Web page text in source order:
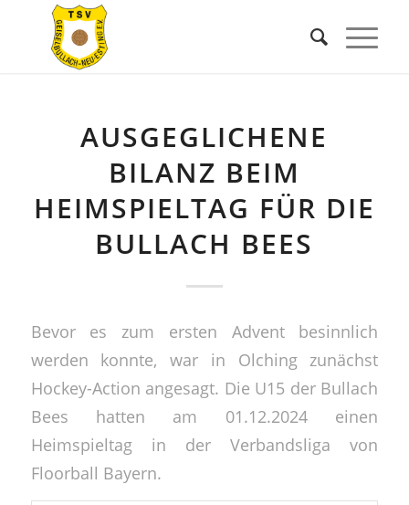
AUSGEGLICHENE
BILANZ BEIM
HEIMSPIELTAG FÜR DIE
BULLACH BEES
Bevor es zum ersten Advent besinnlich
werden konnte, war in Olching zunächst
Hockey-Action angesagt. Die U15 der Bullach
Bees hatten am 01.12.2024 einen
Heimspieltag in der Verbandsliga von
Floorball Bayern.